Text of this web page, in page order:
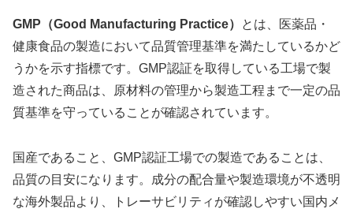
GMP（Good Manufacturing Practice）
とは、医薬品・
健康食品の製造において品質管理基準を満たしているかど
うかを示す指標です。GMP認証を取得している工場で製
造された商品は、原材料の管理から製造工程まで一定の品
質基準を守っていることが確認されています。
国産であること、GMP認証工場での製造であることは、
品質の目安になります。成分の配合量や製造環境が不透明
な海外製品より、トレーサビリティが確認しやすい国内メ